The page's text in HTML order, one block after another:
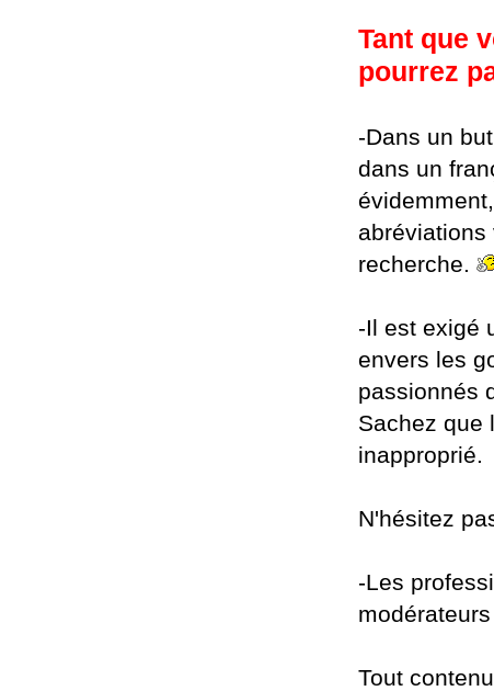
Tant que
pourrez
-Dans un
dans un
recherche.
-Il est exigé
envers les
passionnés
Sachez que
inapproprié.
N'hésitez
-Les
Tout